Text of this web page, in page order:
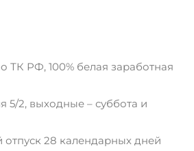
ТК РФ, 100% белая заработная
5/2, выходные – суббота и
28 календарных дней